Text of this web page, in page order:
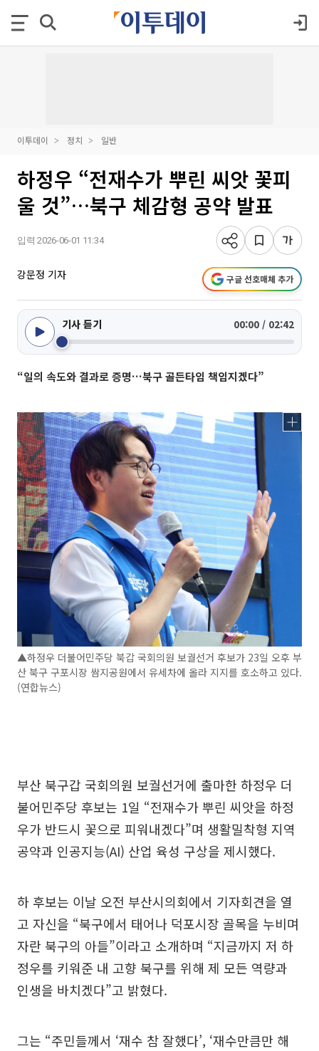
이투데이 정치 일반
하정우 “전재수가 뿌린 씨앗 꽃피
울 것”…북구 체감형 공약 발표
입력 2026-06-01 11:34
강문정 기자 구글 선호매체 추가
기사 듣기 00:00 / 02:42
“일의 속도와 결과로 증명…북구 골든타임 책임지겠다”
▲하정우 더불어민주당 북갑 국회의원 보궐선거 후보가 23일 오후 부
산 북구 구포시장 쌈지공원에서 유세차에 올라 지지를 호소하고 있다.
(연합뉴스)
부산 북구갑 국회의원 보궐선거에 출마한 하정우 더
불어민주당 후보는 1일 “전재수가 뿌린 씨앗을 하정
우가 반드시 꽃으로 피워내겠다”며 생활밀착형 지역
공약과 인공지능(AI) 산업 육성 구상을 제시했다.
하 후보는 이날 오전 부산시의회에서 기자회견을 열
고 자신을 “북구에서 태어나 덕포시장 골목을 누비며
자란 북구의 아들”이라고 소개하며 “지금까지 저 하
정우를 키워준 내 고향 북구를 위해 제 모든 역량과
인생을 바치겠다”고 밝혔다.
그는 “주민들께서 ‘재수 참 잘했다’, ‘재수만큼만 해